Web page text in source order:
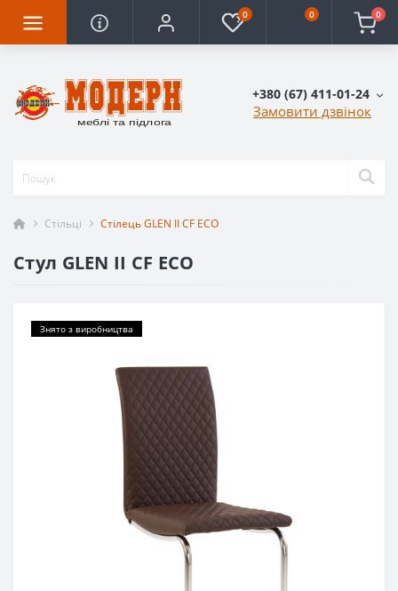
0 0 0
+380 (67) 411-01-24
Замовити дзвінок
Стільці Стілець GLEN II CF ECO
Стул GLEN II CF ECO
Знято з виробництва